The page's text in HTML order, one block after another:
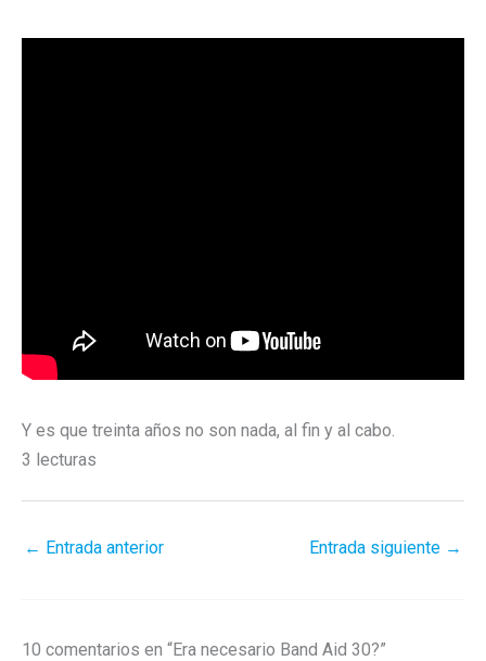
Y es que treinta años no son nada, al fin y al cabo.
3 lecturas
← Entrada anterior Entrada siguiente →
10 comentarios en “Era necesario Band Aid 30?”